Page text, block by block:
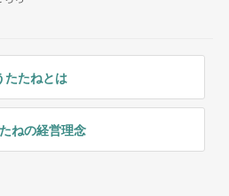
たたねとは
ねの経営理念